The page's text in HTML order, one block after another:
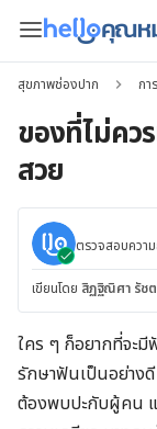
สุขภาพช่องปาก กา
ของที่ไม่คว
สวย
ตรวจสอบควา
เขียนโดย สิฏฐิณิศา รัชต
ใคร ๆ ก็อยากที่จะ
รักษาฟันเป็นอย่างดี
ต้องพบปะกับผู้คน แ